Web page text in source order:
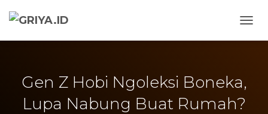
Gen Z Hobi Ngoleksi Boneka,
Lupa Nabung Buat Rumah?